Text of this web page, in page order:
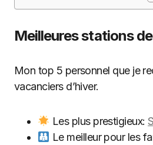
Meilleures stations
Mon top 5 personnel que je
vacanciers d’hiver.
Les plus prestigieux:
Le meilleur pour les